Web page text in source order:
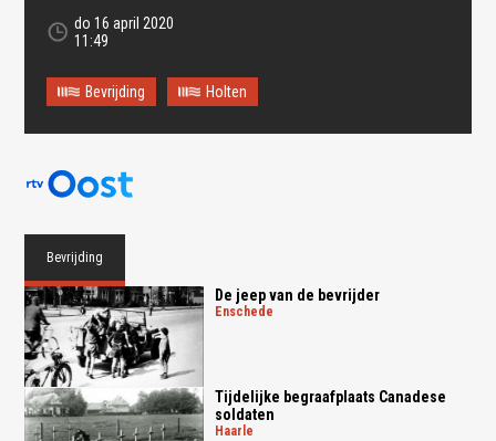
Oops! Something went
This page didn't load Google Maps correctly. See the
JavaScript console for technical details.
do 16 april 2020
11:49
Bevrijding Holten
Bevrijding
De jeep van de bevrijder
enschede
Tijdelijke begraafplaats Canadese
soldaten
haarle